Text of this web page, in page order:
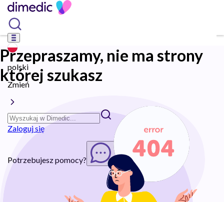
polski
Zmień
Zaloguj się
Potrzebujesz pomocy? Rozpocznij chat
Przepraszamy, nie ma strony
której szukasz